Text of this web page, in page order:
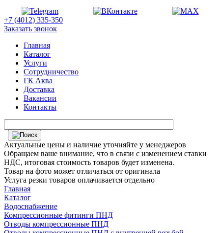
+7 (4012) 335-350
Заказать звонок
Главная
Каталог
Услуги
Сотрудничество
ГК Аква
Доставка
Вакансии
Контакты
Актуальные цены и наличие уточняйте у менеджеров
Обращаем ваше внимание, что в связи с изменением ставки
НДС, итоговая стоимость товаров будет изменена.
Товар на фото может отличаться от оригинала
Услуга резки товаров оплачивается отдельно
Главная
Каталог
Водоснабжение
Компрессионные фитинги ПНД
Отводы компрессионные ПНД